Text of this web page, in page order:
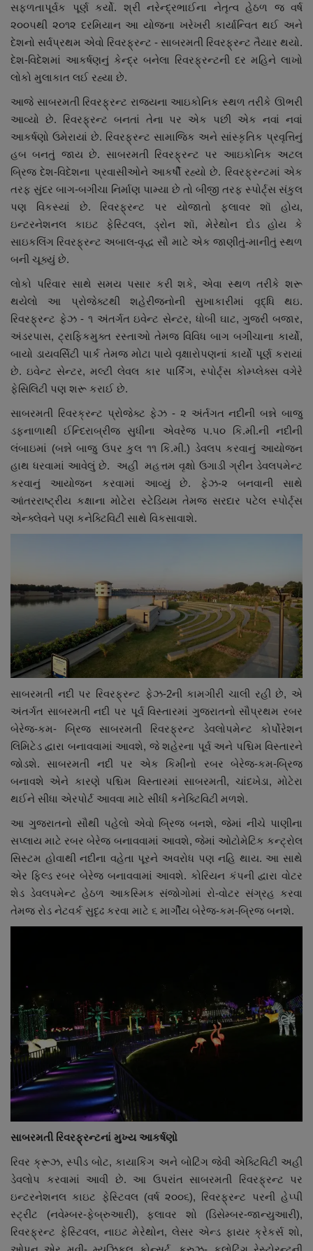
સફળતાપૂર્વક પૂર્ણ કર્યો. શ્રી નરેન્દ્રભાઈના નેતૃત્વ હેઠળ જ વર્ષ
૨૦૦૫થી ૨૦૧૨ દરમિયાન આ યોજના ખરેખરી કાર્યાન્વિત થઈ અને
દેશનો સર્વપ્રથમ એવો રિવરફ્રન્ટ - સાબરમતી રિવરફ્રન્ટ તૈયાર થયો.
દેશ-વિદેશમાં આકર્ષણનું કેન્દ્ર બનેલા રિવરફ્રન્ટની દર મહિને લાખો
લોકો મુલાકાત લઈ રહ્યા છે.
આજે સાબરમતી રિવરફ્રન્ટ રાજ્યના આઇકોનિક સ્થળ તરીકે ઊભરી
આવ્યો છે. રિવરફ્રન્ટ બનતાં તેના પર એક પછી એક નવાં નવાં
આકર્ષણો ઉમેરાયાં છે. રિવરફ્રન્ટ સામાજિક અને સાંસ્કૃતિક પ્રવૃત્તિનું
હબ બનતું જાય છે. સાબરમતી રિવરફ્રન્ટ પર આઇકોનિક અટલ
બ્રિજ દેશ-વિદેશના પ્રવાસીઓને આકર્ષી રહ્યો છે. રિવરફ્રન્ટમાં એક
તરફ સુંદર બાગ-બગીચા નિર્માણ પામ્યા છે તો બીજી તરફ સ્પોર્ટ્સ સંકુલ
પણ વિકસ્યાં છે. રિવરફ્રન્ટ પર યોજાતો ફ્લાવર શૉ હોય,
ઇન્ટરનેશનલ કાઇટ ફેસ્ટિવલ, ડ્રોન શૉ, મેરેથોન દોડ હોય કે
સાઇકલિંગ રિવરફ્રન્ટ અબાલ-વૃદ્ધ સૌ માટે એક જાણીતું-માનીતું સ્થળ
બની ચૂક્યું છે.
લોકો પરિવાર સાથે સમય પસાર કરી શકે, એવા સ્થળ તરીકે શરૂ
થયેલો આ પ્રોજેક્ટથી શહેરીજનોની સુખાકારીમાં વૃદ્ધિ થઇ.
રિવરફ્રન્ટ ફેઝ - ૧ અંતર્ગત ઇવેન્ટ સેન્ટર, ધોબી ઘાટ, ગુજરી બજાર,
અંડરપાસ, ટ્રાફિકમુક્ત રસ્તાઓ તેમજ વિવિધ બાગ બગીચાના કાર્યો,
બાયો ડાયવર્સિટી પાર્ક તેમજ મોટા પાયે વૃક્ષારોપણનાં કાર્યો પૂર્ણ કરાયાં
છે. ઇવેન્ટ સેન્ટર, મલ્ટી લેવલ કાર પાર્કિંગ, સ્પોર્ટ્સ કોમ્પ્લેક્સ વગેરે
ફેસિલિટી પણ શરૂ કરાઈ છે.
સાબરમતી રિવરક્રન્ટ પ્રોજેક્ટ ફેઝ - ૨ અંર્તગત નદીની બન્ને બાજુ
ડફનાળાથી ઈન્દિરાબ્રીજ સુધીના એવરેજ ૫.૫૦ કિ.મી.ની નદીની
લંબાઇમાં (બન્ને બાજુ ઉપર કુલ ૧૧ કિ.મી.) ડેવલપ કરવાનું આયોજન
હાથ ધરવામાં આવેલું છે. અહીં મહત્તમ વૃક્ષો ઉગાડી ગ્રીન ડેવલપમેન્ટ
કરવાનું આયોજન કરવામાં આવ્યું છે. ફેઝ-૨ બનવાની સાથે
આંતરરાષ્ટ્રીય કક્ષાના મોટેરા સ્ટેડિયમ તેમજ સરદાર પટેલ સ્પોર્ટ્સ
એન્ક્લેવને પણ કનેક્ટિવિટી સાથે વિકસાવાશે.
સાબરમતી નદી પર રિવરફ્રન્ટ ફેઝ-2ની કામગીરી ચાલી રહી છે, એ
અંતર્ગત સાબરમતી નદી પર પૂર્વ વિસ્તારમાં ગુજરાતનો સૌપ્રથમ રબર
બેરેજ-કમ- બ્રિજ સાબરમતી રિવરફ્રન્ટ ડેવલોપમેન્ટ કોર્પોરેશન
લિમિટેડ દ્વારા બનાવવામાં આવશે, જે શહેરના પૂર્વ અને પશ્ચિમ વિસ્તારને
જોડશે. સાબરમતી નદી પર એક કિમીનો રબર બેરેજ-કમ-બ્રિજ
બનાવશે એને કારણે પશ્ચિમ વિસ્તારમાં સાબરમતી, ચાંદખેડા, મોટેરા
થઈને સીધા એરપોર્ટ આવવા માટે સીધી કનેક્ટિવિટી મળશે.
આ ગુજરાતનો સૌથી પહેલો એવો બ્રિજ બનશે, જેમાં નીચે પાણીના
સપ્લાય માટે રબર બેરેજ બનાવવામાં આવશે, જેમાં ઓટોમેટિક કન્ટ્રોલ
સિસ્ટમ હોવાથી નદીના વહેતા પૂરને અવરોધ પણ નહિ થાય. આ સાથે
એર ફિલ્ડ રબર બેરેજ બનાવવામાં આવશે. કોરિયન કંપની દ્વારા વોટર
શેડ ડેવલપમેન્ટ હેઠળ આકસ્મિક સંજોગોમાં રો-વોટર સંગ્રહ કરવા
તેમજ રોડ નેટવર્ક સુદૃઢ કરવા માટે ૬ માર્ગીય બેરેજ-કમ-બ્રિજ બનશે.
સાબરમતી રિવરફ્રન્ટનાં મુખ્ય આકર્ષણો
રિવર ક્રૂઝ, સ્પીડ બોટ, કાયાકિંગ અને બોટિંગ જેવી એક્ટિવિટી અહીં
ડેવલોપ કરવામાં આવી છે. આ ઉપરાંત સાબરમતી રિવરફ્રન્ટ પર
ઇન્ટરનેશનલ કાઇટ ફેસ્ટિવલ (વર્ષ ૨૦૦૬), રિવરફ્રન્ટ પરની હેપ્પી
સ્ટ્રીટ (નવેમ્બર-ફેબ્રુઆરી), ફ્લાવર શો (ડિસેમ્બર-જાન્યુઆરી),
રિવરફ્રન્ટ ફેસ્ટિવલ, નાઇટ મેરેથોન, લેસર એન્ડ ફાયર ક્રેકર્સ શો,